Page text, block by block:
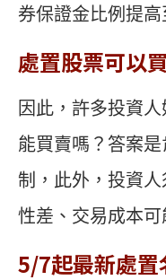
券保證金比例提高
處置股票可以
因此，許多投資
能買賣嗎？答案
制，此外，投資
性差、交易成本可
5/7起最新處置